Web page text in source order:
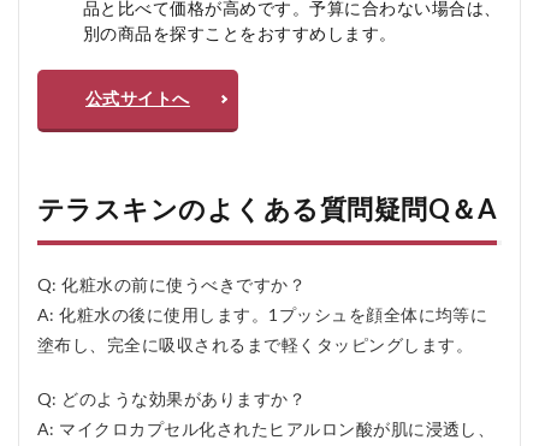
品と比べて価格が高めです。予算に合わない場合は、
別の商品を探すことをおすすめします。
公式サイトへ
テラスキンのよくある質問疑問Q＆A
Q: 化粧水の前に使うべきですか？
A: 化粧水の後に使用します。1プッシュを顔全体に均等に
塗布し、完全に吸収されるまで軽くタッピングします。
Q: どのような効果がありますか？
A: マイクロカプセル化されたヒアルロン酸が肌に浸透し、